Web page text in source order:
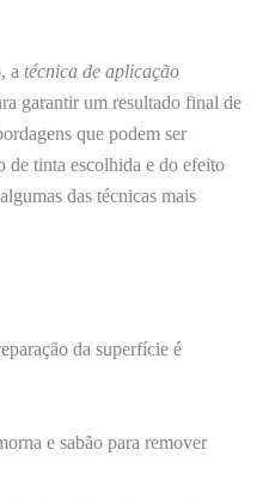
, a técnica de aplicação
garantir um resultado final de
que podem ser
de tinta escolhida e do efeito
das técnicas mais
da superfície é
e sabão para remover